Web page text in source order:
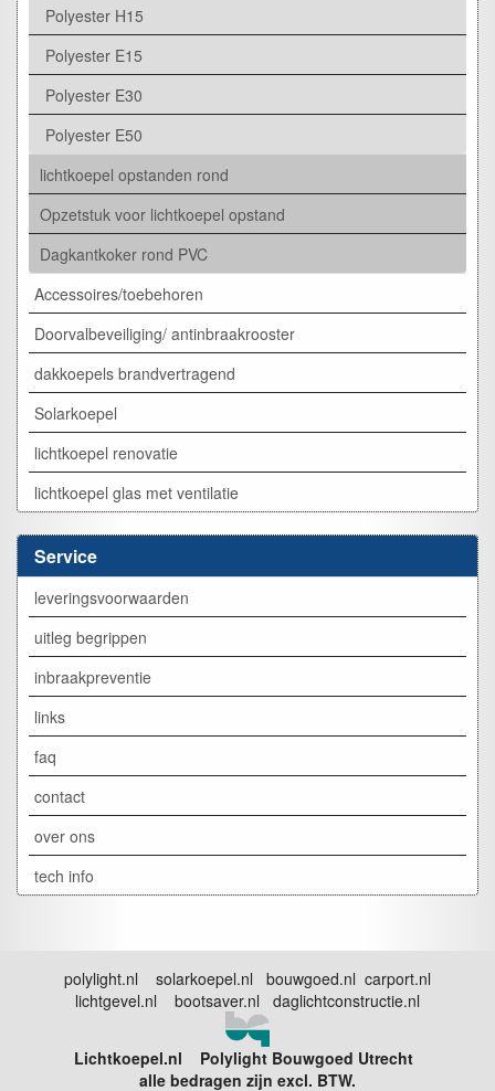
Polyester H15
Polyester E15
Polyester E30
Polyester E50
lichtkoepel opstanden rond
Opzetstuk voor lichtkoepel opstand
Dagkantkoker rond PVC
Accessoires/toebehoren
Doorvalbeveiliging/ antinbraakrooster
dakkoepels brandvertragend
Solarkoepel
lichtkoepel renovatie
lichtkoepel glas met ventilatie
Service
leveringsvoorwaarden
uitleg begrippen
inbraakpreventie
links
faq
contact
over ons
tech info
polylight.nl solarkoepel.nl bouwgoed.nl carport.nl
lichtgevel.nl bootsaver.nl daglichtconstructie.nl
Lichtkoepel.nl Polylight Bouwgoed Utrecht
alle bedragen zijn excl. BTW.